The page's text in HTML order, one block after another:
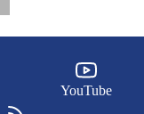
YouTube